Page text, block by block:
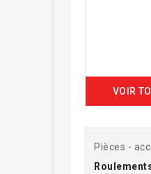
VOIR
Pièces -